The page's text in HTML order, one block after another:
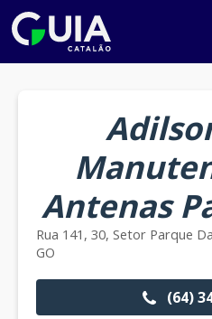
Antenas
Rua 141, 30, Setor Parque
GO
(64)